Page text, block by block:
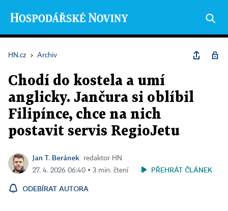
HN.cz › Archiv
Chodí do kostela a umí
anglicky. Jančura si oblíbil
Filipínce, chce na nich
postavit servis RegioJetu
Jan T. Beránek
redaktor HN
27. 4. 2026 06:40 ▪ 3 min. čtení
PŘEHRÁT ČLÁNEK
ODEBÍRAT AUTORA